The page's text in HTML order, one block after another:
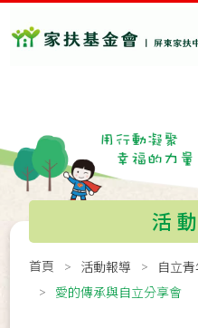
活
首頁 活動報導
自立
愛的傳承與自立分享會